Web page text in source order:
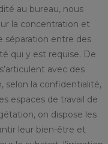
au bureau, nous
la concentration et
séparation entre des
qui y est requise. De
avec des
selon la confidentialité,
espaces de travail de
on dispose les
leur bien-être et